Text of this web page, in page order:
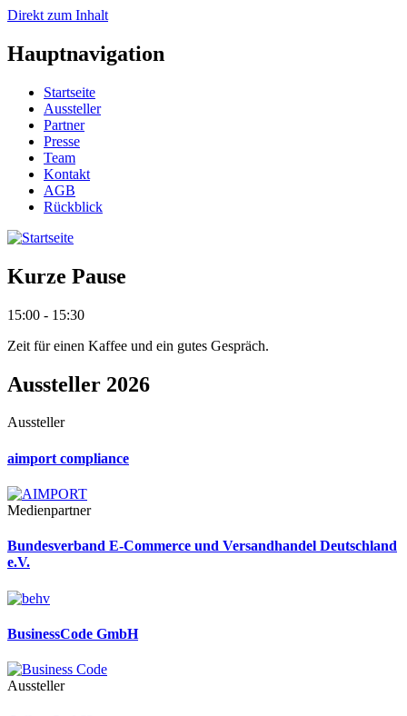
Direkt zum Inhalt
Hauptnavigation
Startseite
Aussteller
Partner
Presse
Team
Kontakt
AGB
Rückblick
Kurze Pause
15:00 - 15:30
Zeit für einen Kaffee und ein gutes Gespräch.
Aussteller 2026
Aussteller
aimport compliance
Medienpartner
Bundesverband E-Commerce und Versandhandel Deutschland
e.V.
BusinessCode GmbH
Aussteller